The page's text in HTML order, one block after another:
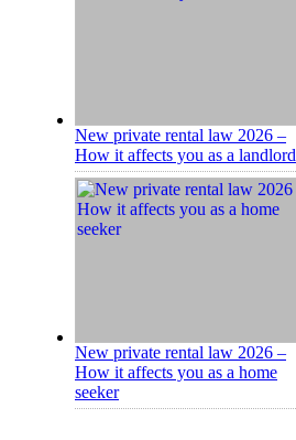
New private rental law 2026 –
How it affects you as a landlord
New private rental law 2026 –
How it affects you as a home
seeker